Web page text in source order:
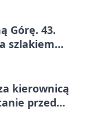
Górę. 43.
szlakiem
kierownicą
przed